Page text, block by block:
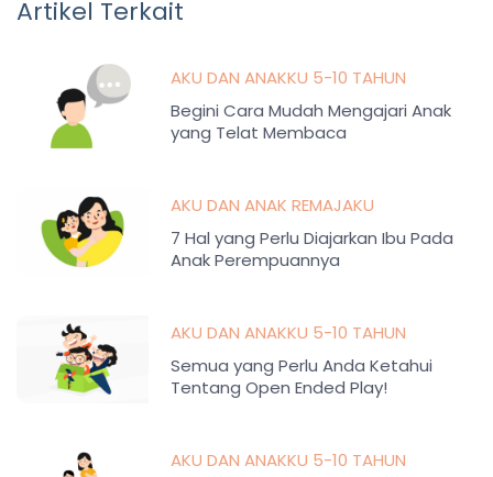
Artikel Terkait
AKU DAN ANAKKU 5-10 TAHUN
Begini Cara Mudah Mengajari Anak
yang Telat Membaca
AKU DAN ANAK REMAJAKU
7 Hal yang Perlu Diajarkan Ibu Pada
Anak Perempuannya
AKU DAN ANAKKU 5-10 TAHUN
Semua yang Perlu Anda Ketahui
Tentang Open Ended Play!
AKU DAN ANAKKU 5-10 TAHUN